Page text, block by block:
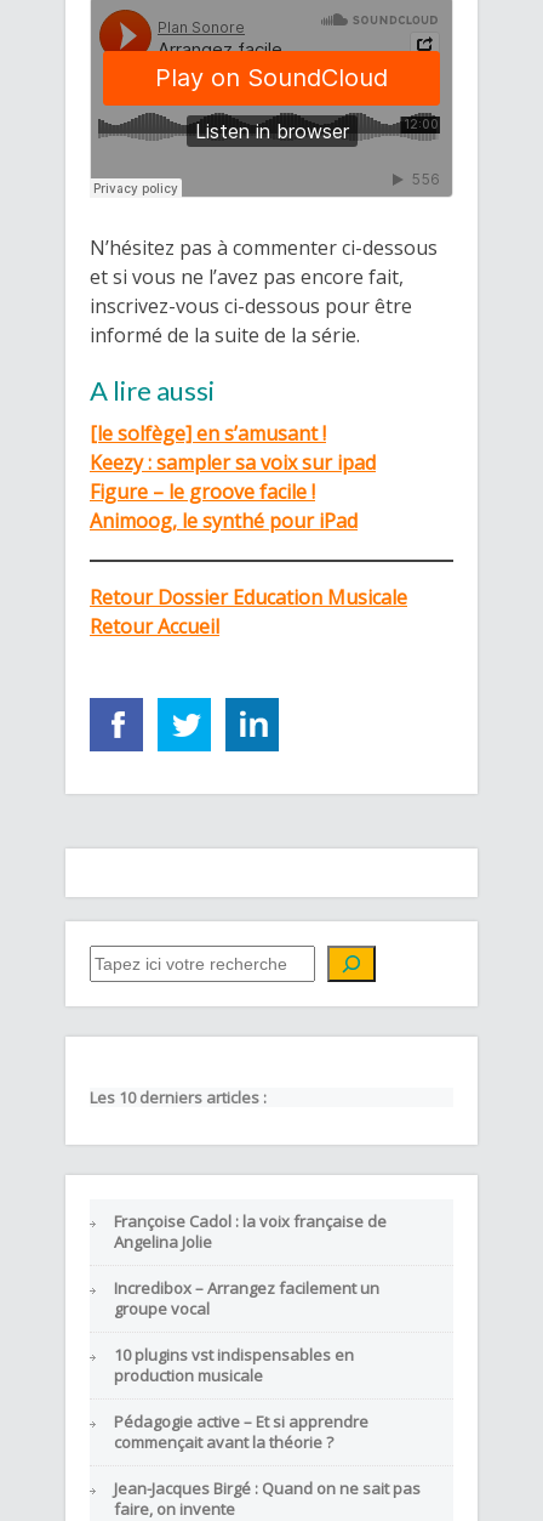
N’hésitez pas à commenter ci-dessous
et si vous ne l’avez pas encore fait,
inscrivez-vous ci-dessous pour être
informé de la suite de la série.
A lire aussi
[le solfège] en s’amusant !
Keezy : sampler sa voix sur ipad
Figure – le groove facile !
Animoog, le synthé pour iPad
Retour Dossier Education Musicale
Retour Accueil
QUE CHERCHEZ-VOUS ?
Les 10 derniers articles :
Françoise Cadol : la voix française de
Angelina Jolie
Incredibox – Arrangez facilement un
groupe vocal
10 plugins vst indispensables en
production musicale
Pédagogie active – Et si apprendre
commençait avant la théorie ?
Jean-Jacques Birgé : Quand on ne sait pas
faire, on invente